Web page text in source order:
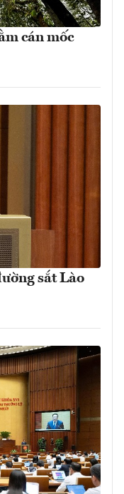
cán mốc
sắt Lào